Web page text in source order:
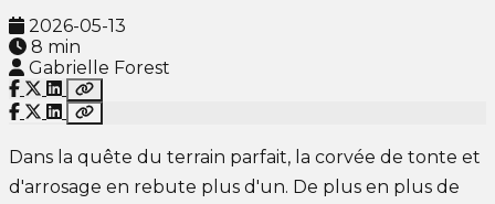
2026-05-13
8 min
Gabrielle Forest
Dans la quête du terrain parfait, la corvée de tonte et
d'arrosage en rebute plus d'un. De plus en plus de